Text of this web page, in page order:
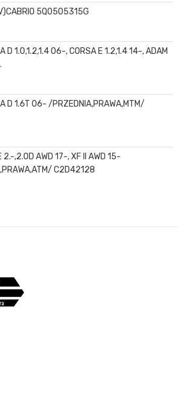
5Q0505315G
D 1.0,1.2,1.4 06-, CORSA E 1.2,1.4 14-, ADAM
D 1.6T 06- /PRZEDNIA,PRAWA,MTM/
2.-,2.0D AWD 17-, XF II AWD 15-
C2D42128